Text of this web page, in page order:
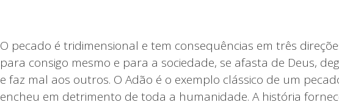
O pecado é tridimensional e tem consequências em três
para consigo mesmo e para a sociedade, se afasta de Deus,
e faz mal aos outros. O Adão é o exemplo clássico de um
encheu em detrimento de toda a humanidade. A história